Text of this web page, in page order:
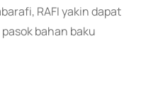
RAFI yakin dapat
bahan baku